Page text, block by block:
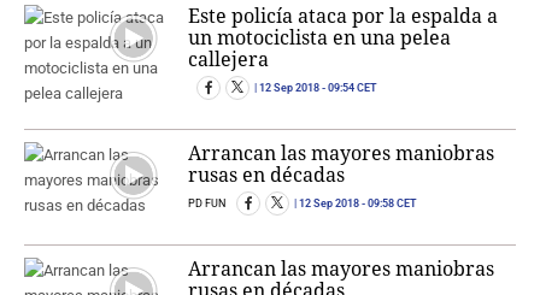
Este policía ataca por la espalda a
un motociclista en una pelea
callejera
12 Sep 2018 - 09:54 CET
Arrancan las mayores maniobras
rusas en décadas
PD FUN 12 Sep 2018 - 09:58 CET
Arrancan las mayores maniobras
rusas en décadas